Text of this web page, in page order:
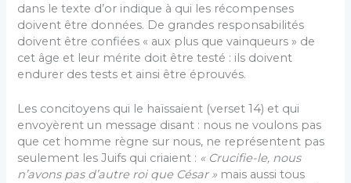
dans le texte d’or indique à qui les récompenses
doivent être données. De grandes responsabilités
doivent être confiées « aux plus que vainqueurs » de
cet âge et leur mérite doit être testé : ils doivent
endurer des tests et ainsi être éprouvés.
Les concitoyens qui le haïssaient (verset 14) et qui
envoyèrent un message disant : nous ne voulons pas
que cet homme règne sur nous, ne représentent pas
seulement les Juifs qui criaient : « Crucifie-le, nous
n’avons pas d’autre roi que César » mais aussi tous